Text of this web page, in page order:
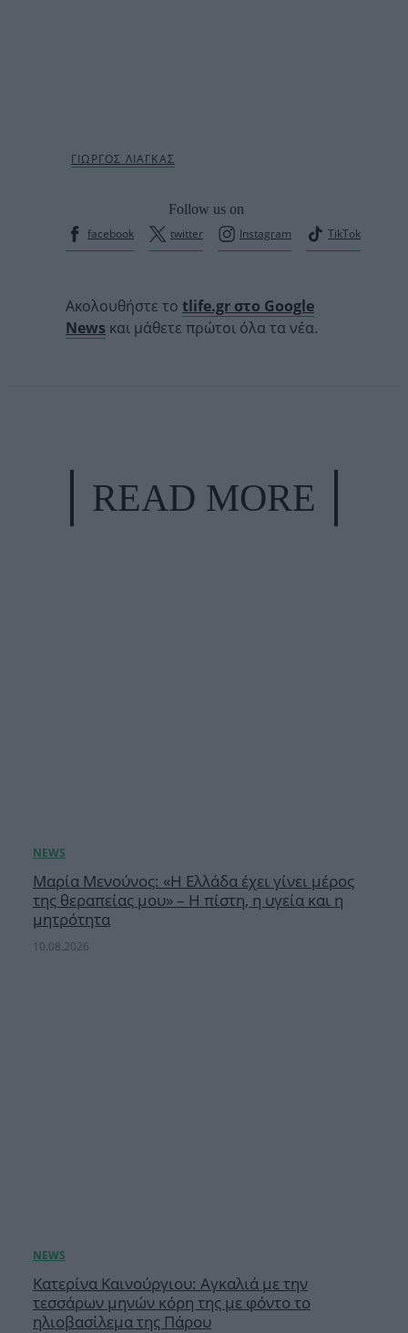
Follow us on
facebook
twitter Instagram TikTok
Ακολουθήστε το tlife.gr στο Google
News και μάθετε πρώτοι όλα τα νέα.
READ MORE
Μαρία Μενούνος: «Η Ελλάδα έχει γίνει μέρος
της θεραπείας μου» – Η πίστη, η υγεία και η
μητρότητα
10.08.2026
Κατερίνα Καινούργιου: Αγκαλιά με την
τεσσάρων μηνών κόρη της με φόντο το
ηλιοβασίλεμα της Πάρου